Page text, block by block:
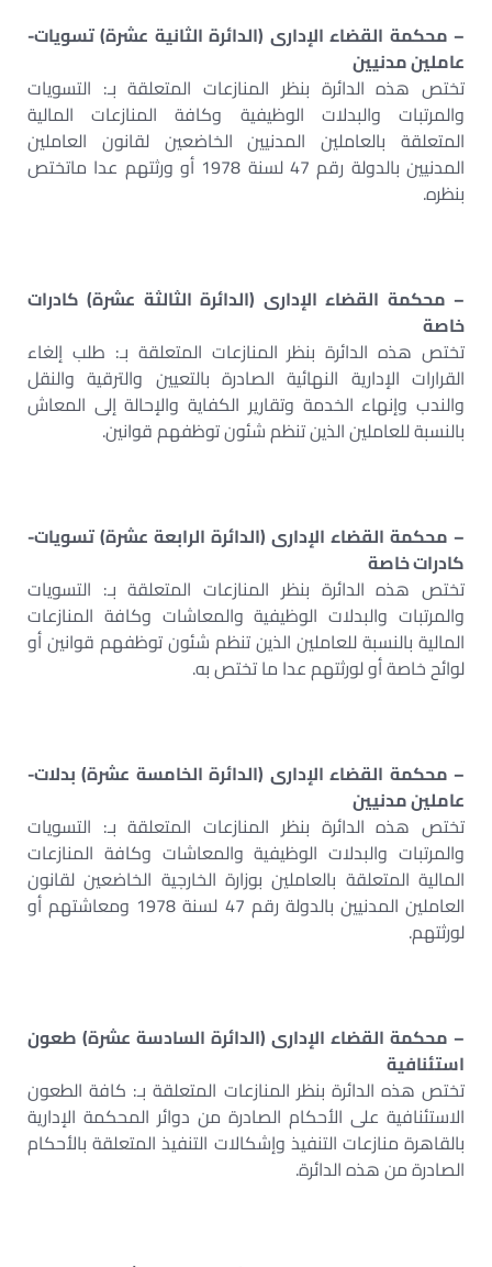
– محكمة القضاء الإدارى (الدائرة الثانية عشرة) تسويات-
عاملين مدنيين
تختص هذه الدائرة بنظر المنازعات المتعلقة بـ: التسويات
والمرتبات والبدلات الوظيفية وكافة المنازعات المالية
المتعلقة بالعاملين المدنيين الخاضعين لقانون العاملين
المدنيين بالدولة رقم 47 لسنة 1978 أو ورثتهم عدا ماتختص
بنظره.
– محكمة القضاء الإدارى (الدائرة الثالثة عشرة) كادرات
خاصة
تختص هذه الدائرة بنظر المنازعات المتعلقة بـ: طلب إلغاء
القرارات الإدارية النهائية الصادرة بالتعيين والترقية والنقل
والندب وإنهاء الخدمة وتقارير الكفاية والإحالة إلى المعاش
بالنسبة للعاملين الذين تنظم شئون توظفهم قوانين.
– محكمة القضاء الإدارى (الدائرة الرابعة عشرة) تسويات-
كادرات خاصة
تختص هذه الدائرة بنظر المنازعات المتعلقة بـ: التسويات
والمرتبات والبدلات الوظيفية والمعاشات وكافة المنازعات
المالية بالنسبة للعاملين الذين تنظم شئون توظفهم قوانين أو
لوائح خاصة أو لورثتهم عدا ما تختص به.
– محكمة القضاء الإدارى (الدائرة الخامسة عشرة) بدلات-
عاملين مدنيين
تختص هذه الدائرة بنظر المنازعات المتعلقة بـ: التسويات
والمرتبات والبدلات الوظيفية والمعاشات وكافة المنازعات
المالية المتعلقة بالعاملين بوزارة الخارجية الخاضعين لقانون
العاملين المدنيين بالدولة رقم 47 لسنة 1978 ومعاشتهم أو
لورثتهم.
– محكمة القضاء الإدارى (الدائرة السادسة عشرة) طعون
استئنافية
تختص هذه الدائرة بنظر المنازعات المتعلقة بـ: كافة الطعون
الاستئنافية على الأحكام الصادرة من دوائر المحكمة الإدارية
بالقاهرة منازعات التنفيذ وإشكالات التنفيذ المتعلقة بالأحكام
الصادرة من هذه الدائرة.